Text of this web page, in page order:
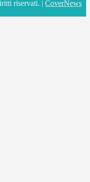
riservati. | CoverNews